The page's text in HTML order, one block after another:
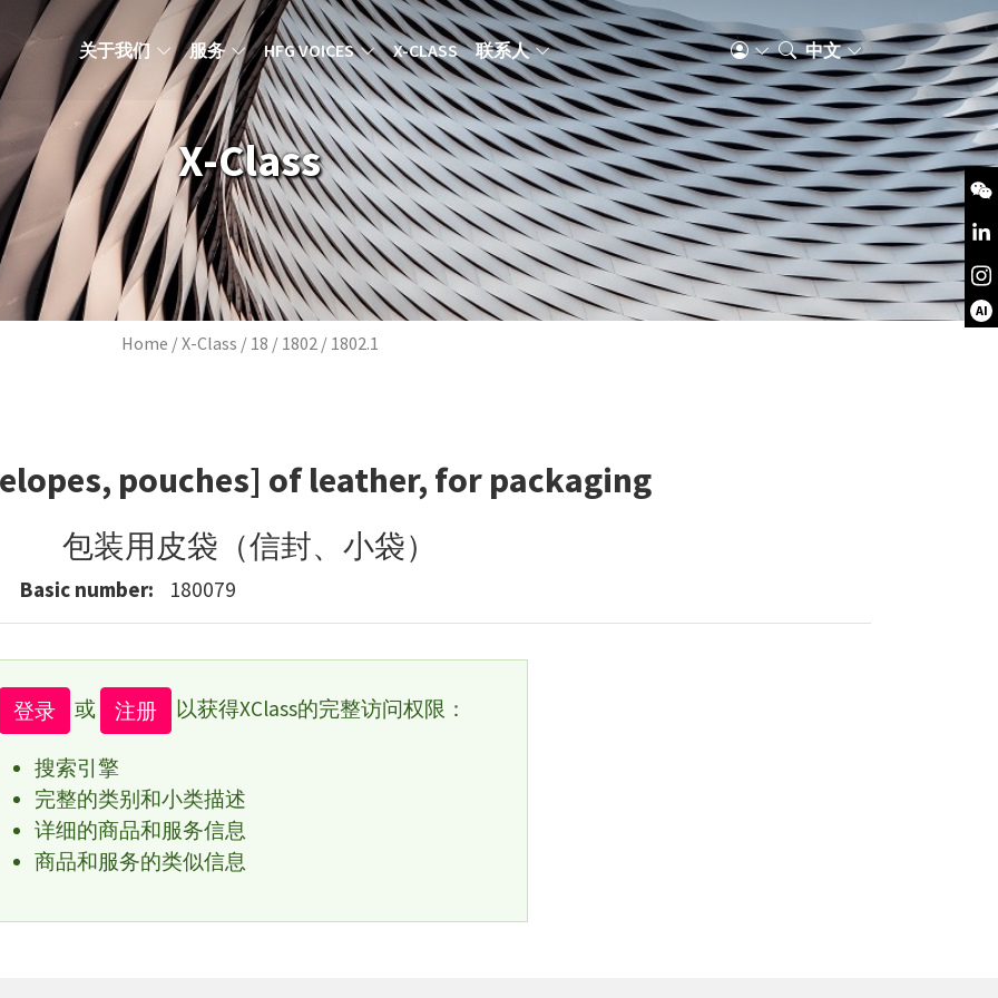
MAIN NAVIGATION ZH
关于我们 服务 HFG VOICES X-CLASS 联系人 中文
X-Class
Breadcrumb
Home X-Class 18 1802 1802.1
pouches] of leather, for packaging
包装用皮袋（信封、小袋）
Basic number 180079
登录 或 注册 以获得XClass的完整访问权限：
搜索引擎
完整的类别和小类描述
详细的商品和服务信息
商品和服务的类似信息
AI